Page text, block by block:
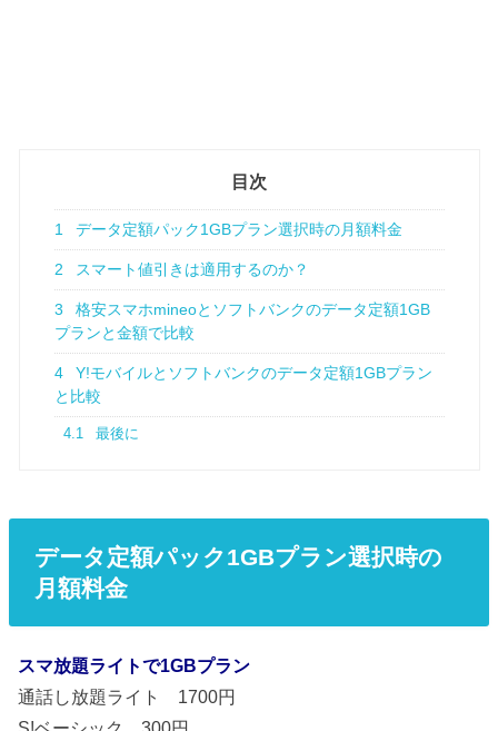
目次
1 データ定額パック1GBプラン選択時の月額料金
2 スマート値引きは適用するのか？
3
格安スマホmineoとソフトバンクのデータ定額1GB
プランと金額で比較
4
Y!モバイルとソフトバンクのデータ定額1GBプラン
と比較
4.1 最後に
データ定額パック1GBプラン選択時の
月額料金
スマ放題ライトで1GBプラン
通話し放題ライト 1700円